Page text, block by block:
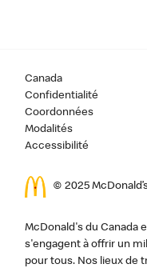
Canada
Confidentialité
Coordonnées
Modalités
Accessibilité
© 2025
McDonald's du Canada
s'engagent à offrir un
pour tous. Nos lieux de